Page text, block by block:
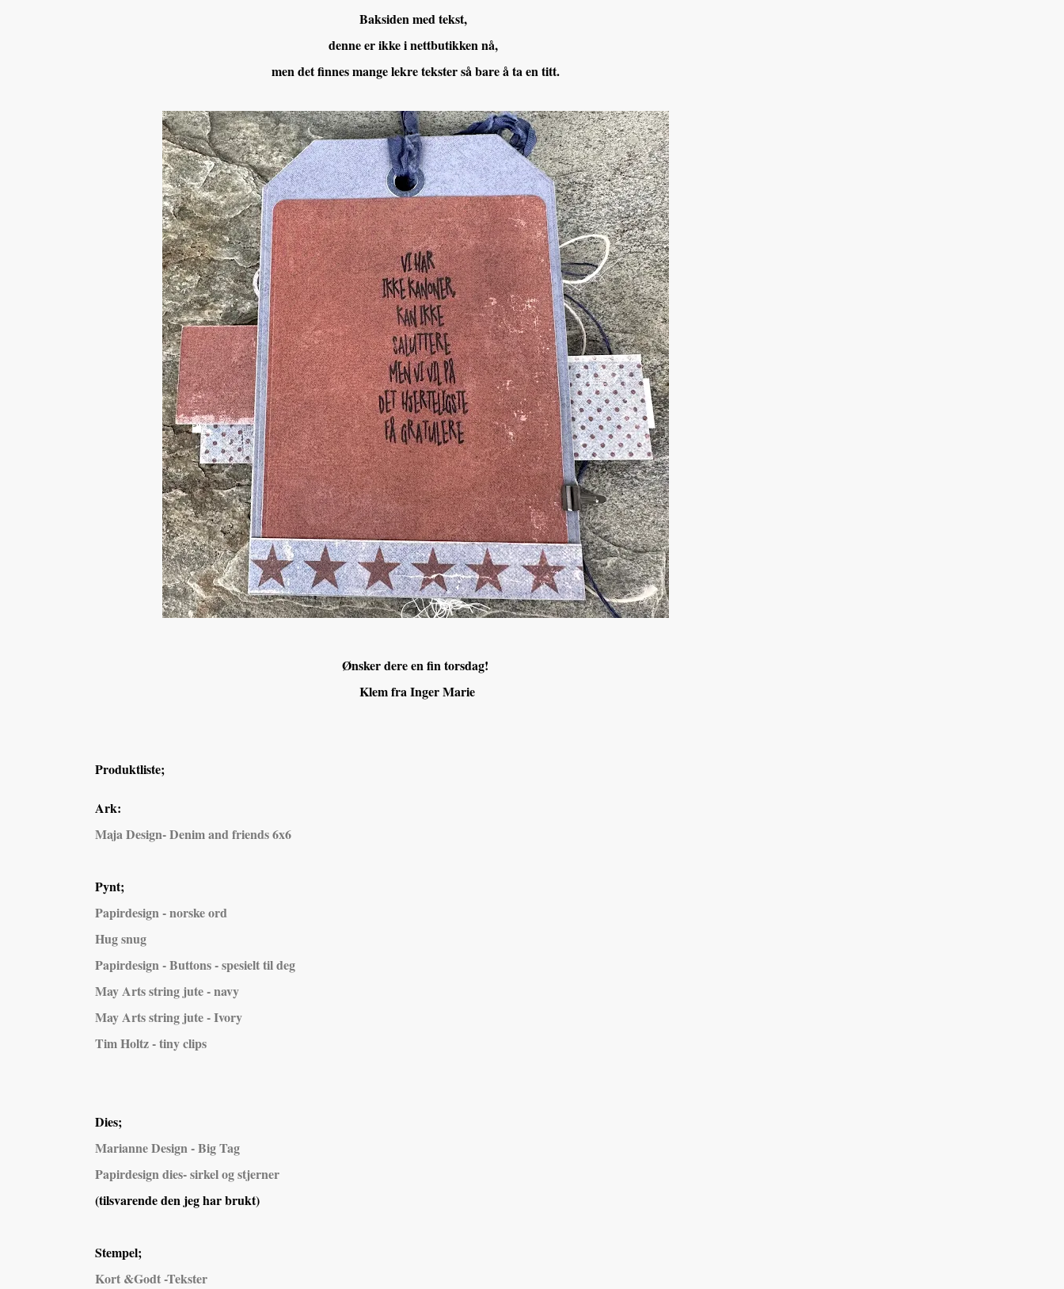
Baksiden med tekst,
denne er ikke i nettbutikken nå,
men det finnes mange lekre tekster så bare å ta en titt.
Ønsker dere en fin torsdag!
Klem fra Inger Marie
Produktliste;
Ark:
Maja Design- Denim and friends 6x6
Pynt;
Papirdesign - norske ord
Hug snug
Papirdesign - Buttons - spesielt til deg
May Arts string jute - navy
May Arts string jute - Ivory
Tim Holtz - tiny clips
Dies;
Marianne Design - Big Tag
Papirdesign dies- sirkel og stjerner
(tilsvarende den jeg har brukt)
Stempel;
Kort &Godt -Tekster